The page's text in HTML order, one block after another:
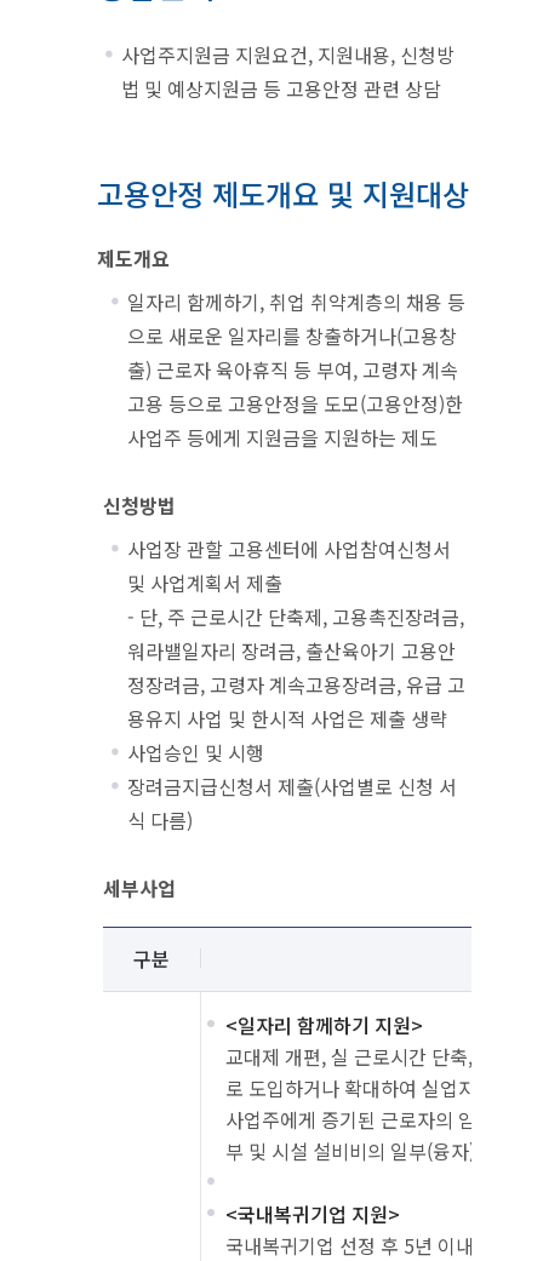
사업주지원금 지원요건, 지원내용, 신청방
법 및 예상지원금 등 고용안정 관련 상담
고용안정 제도개요 및 지원대상
제도개요
일자리 함께하기, 취업 취약계층의 채용 등
으로 새로운 일자리를 창출하거나(고용창
출) 근로자 육아휴직 등 부여, 고령자 계속
고용 등으로 고용안정을 도모(고용안정)한
사업주 등에게 지원금을 지원하는 제도
신청방법
사업장 관할 고용센터에 사업참여신청서
및 사업계획서 제출
- 단, 주 근로시간 단축제, 고용촉진장려금,
워라밸일자리 장려금, 출산육아기 고용안
정장려금, 고령자 계속고용장려금, 유급 고
용유지 사업 및 한시적 사업은 제출 생략
사업승인 및 시행
장려금지급신청서 제출(사업별로 신청 서
식 다름)
세부사업
설명
구분
<일자리 함께하기 지원>
교대제 개편, 실 근로시간 단축, 주 근
로 도입하거나 확대하여 실업자를 고
사업주에게 증기된 근로자의 임금 일
부 및 시설 설비비의 일부(융자)를 지원
<국내복귀기업 지원>
국내복귀기업 선정 후 5년 이내인 기